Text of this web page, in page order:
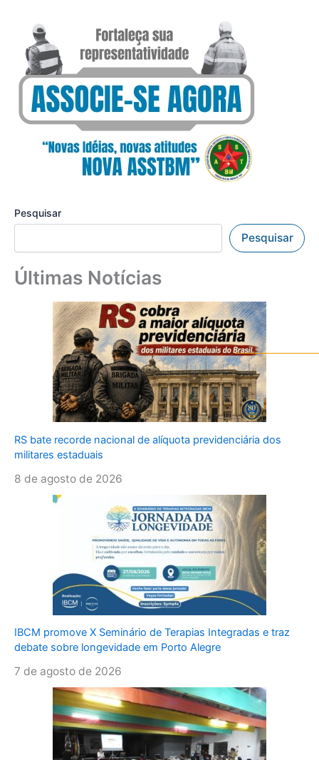
Pesquisar
Pesquisar
Últimas Notícias
RS bate recorde nacional de alíquota previdenciária dos
militares estaduais
8 de agosto de 2026
IBCM promove X Seminário de Terapias Integradas e traz
debate sobre longevidade em Porto Alegre
7 de agosto de 2026